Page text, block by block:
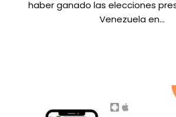
haber ganado las elecciones
Venezuela en…